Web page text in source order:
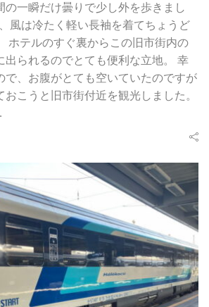
の一瞬だけ曇りで少し外を歩きまし
風は冷たく軽い長袖を着てちょうど
ホテルのすぐ裏からこの旧市街内の
出られるのでとても便利な立地。 幸
で、お腹がとても空いていたのですが
こうと旧市街付近を観光しました。